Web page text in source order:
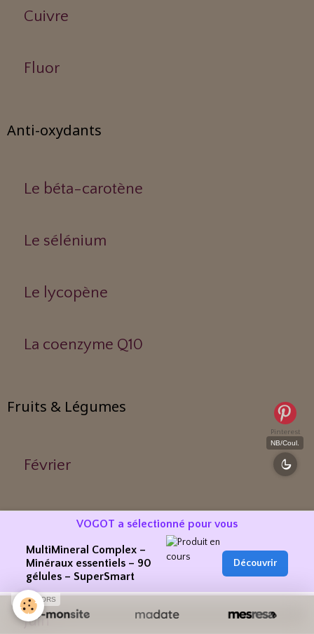
Cuivre
Fluor
Anti-oxydants
Le béta-carotène
Le sélénium
Le lycopène
La coenzyme Q10
Fruits & Légumes
Février
Mars
Juin
Pinterest
NB/Coul.
VOGOT a sélectionné pour vous
MultiMineral Complex –
Minéraux essentiels – 90
gélules – SuperSmart
Découvrir
SPONSORS